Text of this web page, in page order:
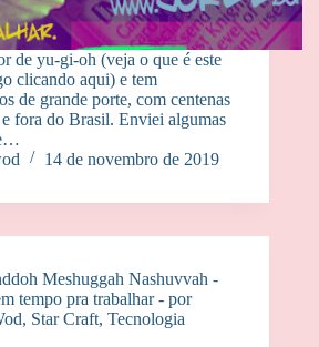
de yu-gi-oh (veja o que é este
clicando aqui) e tem
de grande porte, com centenas
fora do Brasil. Enviei algumas
14 de novembro de 2019
Meshuggah Nashuvvah -
tempo pra trabalhar - por
, Star Craft, Tecnologia